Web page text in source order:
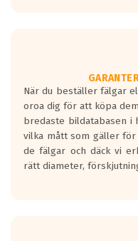
Vid körning i över 50km/
rullmotståndets ljud
motorljudet.
På däckmärkningen
en symbol av ett däck
bullernivå markeras
medans de vita vågorna
ett tyst däck.
regelverket som
När du beställer fälgar
oroa dig för att köpa
bredaste bildatabasen i
vilka mått som gäller
de fälgar och däck vi
rätt diameter,